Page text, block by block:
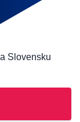
Slovensku